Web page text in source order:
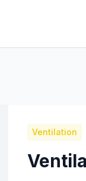
Ventilation